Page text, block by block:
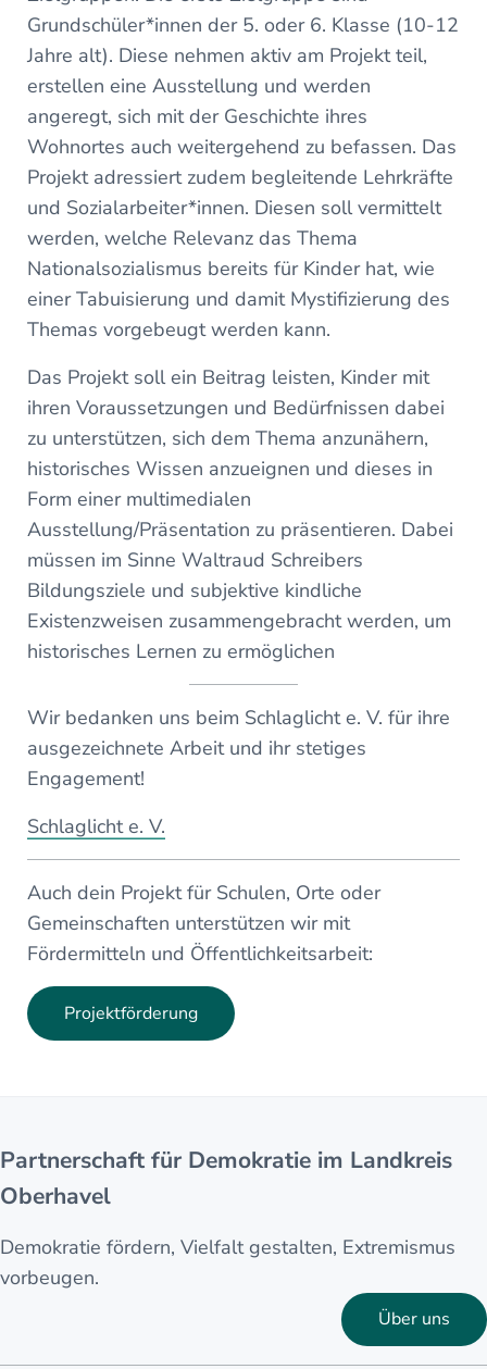
Grundschüler*innen der 5. oder 6. Klasse (10-12
Jahre alt). Diese nehmen aktiv am Projekt teil,
erstellen eine Ausstellung und werden
angeregt, sich mit der Geschichte ihres
Wohnortes auch weitergehend zu befassen. Das
Projekt adressiert zudem begleitende Lehrkräfte
und Sozialarbeiter*innen. Diesen soll vermittelt
werden, welche Relevanz das Thema
Nationalsozialismus bereits für Kinder hat, wie
einer Tabuisierung und damit Mystifizierung des
Themas vorgebeugt werden kann.
Das Projekt soll ein Beitrag leisten, Kinder mit
ihren Voraussetzungen und Bedürfnissen dabei
zu unterstützen, sich dem Thema anzunähern,
historisches Wissen anzueignen und dieses in
Form einer multimedialen
Ausstellung/Präsentation zu präsentieren. Dabei
müssen im Sinne Waltraud Schreibers
Bildungsziele und subjektive kindliche
Existenzweisen zusammengebracht werden, um
historisches Lernen zu ermöglichen
Wir bedanken uns beim Schlaglicht e. V. für ihre
ausgezeichnete Arbeit und ihr stetiges
Engagement!
Schlaglicht e. V.
Auch dein Projekt für Schulen, Orte oder
Gemeinschaften unterstützen wir mit
Fördermitteln und Öffentlichkeitsarbeit:
Projektförderung
Partnerschaft für Demokratie im Landkreis
Oberhavel
Demokratie fördern, Vielfalt gestalten, Extremismus
vorbeugen.
Über uns